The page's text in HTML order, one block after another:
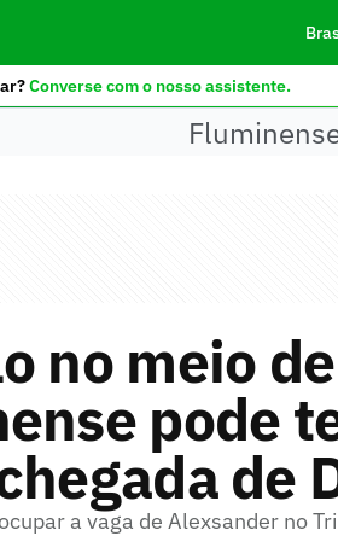
Converse com o nosso assistente.
no meio
pode
de
a vaga de Alexsander no